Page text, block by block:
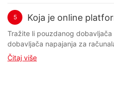
5 Koja je online
Tražite li pouzdanog dobavljača napajanja za računalo, ali ste preopterećeni beskrajnim opcijama na internetu? Ne tražite dalje! U ovom članku analiziramo najbolje online platforme za pronalaženje dobavljača napajanja za računala kako bismo vam pomogli da donesete informiranu odluku i osigurate da vaše računalo radi glatko i učinkovito. - Uvod u dobavljače napajanja za računala dobavljačima napajanja za računala Kada je riječ o sastavljanju ili nadogradnji računala, jedna od najvažnijih komponenti koju treba uzeti u obzir je jedinica za napajanje (PSU). PSU je odgovoran za osiguravanje potrebne energije svim komponentama računala, osiguravajući nesmetan i učinkovit rad. S rastućom potražnjom za visokoučinkovitim računalima, tržište napajanja za računala eksponencijalno je raslo, što je dovelo do širokog spektra dobavljača i proizvođača koji se bave ovom nišnom industrijom. U ovom članku istražit ćemo najbolje online platforme za pronalaženje dobavljača napajanja za računala, s fokusom na ključne riječi "napajanja za računala, dobavljač napajanja i proizvođač napajanja". Bez obzira jeste li početnik u sastavljanju računala ili iskusni entuzijast koji želi nadograditi svoj sustav, pronalaženje pouzdanog i uglednog dobavljača za vaše potrebe napajanja je ključno. Jedna od najpopularnijih online platformi za nabavu PC napajanja je Alibaba. Alibaba je globalna platforma za e-trgovinu koja povezuje kupce i dobavljače iz cijelog svijeta. S velikom mrežom dobavljača specijaliziranih za PC napajanja, Alibaba nudi širok izbor proizvoda po konkurentnim cijenama. Korisnici mogu pregledavati različite
Čitaj više